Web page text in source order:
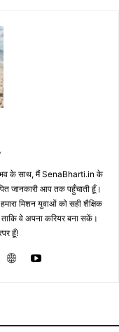
के साथ, मैं SenaBharti.in के
जानकारी आप तक पहुँचाती हूँ।
मिशन युवाओं को सही शैक्षिक
वे अपना करियर बना सकें।
हूँ!